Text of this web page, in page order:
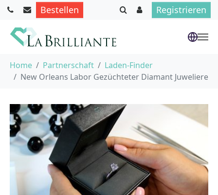
Bestellen Registrieren
Home Partnerschaft
Laden-Finder
New Orleans Labor Gezüchteter Diamant Juweliere